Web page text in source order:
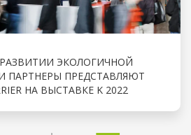
ЭКОЛОГИЧНОЙ
ПАРТНЕРЫ ПРЕДСТАВЛЯЮТ
НА ВЫСТАВКЕ K 2022